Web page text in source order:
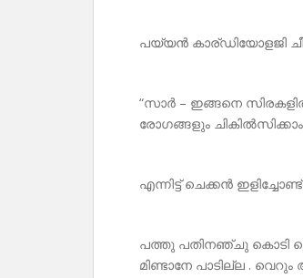
പയ്യൻ കാര്ഡിയോളജി
“സാർ – ഇങ്ങനെ
രോഗങ്ങളും
എന്നിട്ട് ചെക്കൻ
പത്തു പതിനഞ്ചു കൊടി
മിണ്ടാനേ പാടില്ല .